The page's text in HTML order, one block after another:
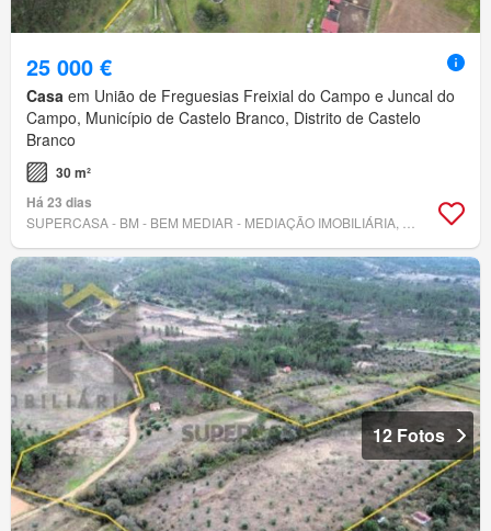
25 000 €
Casa em União de Freguesias Freixial do Campo e Juncal do
Campo, Município de Castelo Branco, Distrito de Castelo
Branco
30 m²
Há 23 dias
12 Fotos